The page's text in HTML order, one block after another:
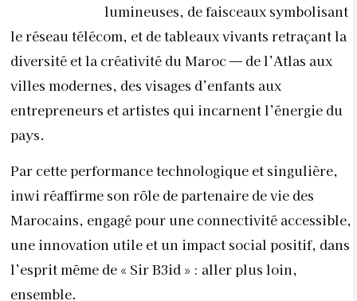
lumineuses, de faisceaux symbolisant
le réseau télécom, et de tableaux vivants retraçant la
diversité et la créativité du Maroc — de l’Atlas aux
villes modernes, des visages d’enfants aux
entrepreneurs et artistes qui incarnent l’énergie du
pays.
Par cette performance technologique et singulière,
inwi réaffirme son rôle de partenaire de vie des
Marocains, engagé pour une connectivité accessible,
une innovation utile et un impact social positif, dans
l’esprit même de « Sir B3id » : aller plus loin,
ensemble.